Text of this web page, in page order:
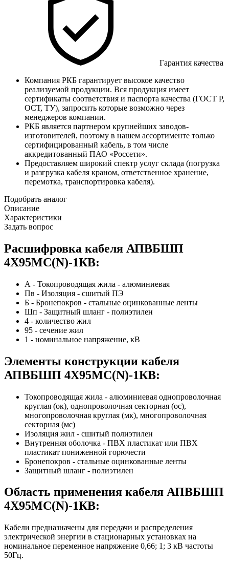
Гарантия качества
Компания РКБ гарантирует высокое качество
реализуемой продукции. Вся продукция имеет
сертификаты соответствия и паспорта качества (ГОСТ Р,
ОСТ, ТУ), запросить которые возможно через
менеджеров компании.
РКБ является партнером крупнейших заводов-
изготовителей, поэтому в нашем ассортименте только
сертифицированный кабель, в том числе
аккредитованный ПАО «Россети».
Предоставляем широкий спектр услуг склада (погрузка
и разгрузка кабеля краном, ответственное хранение,
перемотка, транспортировка кабеля).
Подобрать аналог
Описание
Характеристики
Задать вопрос
Расшифровка кабеля АПВБШП
4Х95МС(N)-1КВ:
А - Токопроводящая жила - алюминиевая
Пв - Изоляция - сшитый ПЭ
Б - Бронепокров - стальные оцинкованные ленты
Шп - Защитный шланг - полиэтилен
4 - количество жил
95 - сечение жил
1 - номинальное напряжение, кВ
Элементы конструкции кабеля
АПВБШП 4Х95МС(N)-1КВ:
Токопроводящая жила - алюминиевая однопроволочная
круглая (ок), однопроволочная секторная (ос),
многопроволочная круглая (мк), многопроволочная
секторная (мс)
Изоляция жил - сшитый полиэтилен
Внутренняя оболочка - ПВХ пластикат или ПВХ
пластикат пониженной горючести
Бронепокров - стальные оцинкованные ленты
Защитный шланг - полиэтилен
Область применения кабеля АПВБШП
4Х95МС(N)-1КВ:
Кабели предназначены для передачи и распределения
электрической энергии в стационарных установках на
номинальное переменное напряжение 0,66; 1; 3 кВ частоты
50Гц.